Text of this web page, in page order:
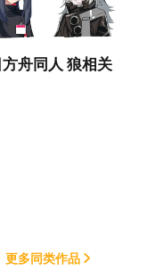
舟同人 狼相关
更多同类作品